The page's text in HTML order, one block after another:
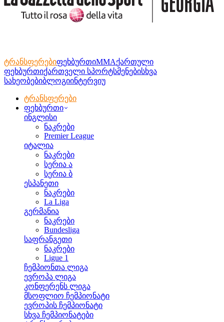
ტრანსფერებიფეხბურთიMMAქართული
ფეხბურთიქართველი სპორტსმენებისხვა
სახეობებიბლოგიინტერვიუ
ტრანსფერები
ფეხბურთი
ინგლისი
ნაკრები
Premier League
იტალია
ნაკრები
სერია ა
სერია ბ
ესპანეთი
ნაკრები
La Liga
გერმანია
ნაკრები
Bundesliga
საფრანგეთი
ნაკრები
Ligue 1
ჩემპიონთა ლიგა
ევროპა ლიგა
კონფერენს ლიგა
მსოფლიო ჩემპიონატი
ევროპის ჩემპიონატი
სხვა ჩემპიონატები